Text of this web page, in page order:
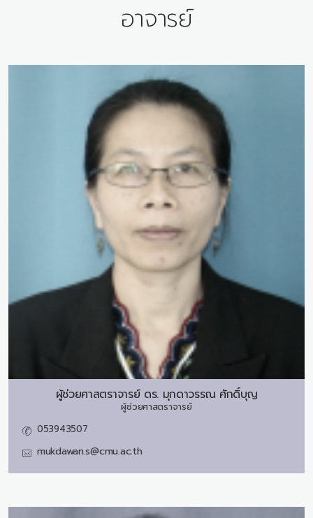
อาจารย์
ผู้ช่วยศาสตราจารย์ ดร. มุกดาวรรณ ศักดิ์บุญ
ผู้ช่วยศาสตราจารย์
053943507
mukdawan.s@cmu.ac.th